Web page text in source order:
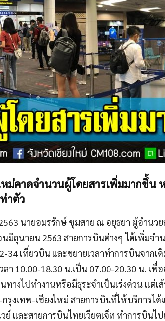
หม่คาดจำนวนผู้โดยสารเพิ่มมากขึ้น
าตัว
นายอมรรักษ์ ชุมสาย ณ อยุธยา ผู้อำนว
นมิถุนายน 2563 สายการบินต่างๆ ได้เพิ่มจ
34 เที่ยวบิน และขยายเวลาทำการบินจาก
ลา 10.00-18.30 น.เป็น 07.00-20.30 น. เพื่
ทางไปทำงานหรือมีธุระจำเป็นเร่งด่วน แต่เ
กรุงเทพ-เชียงใหม่ สายการบินที่ให้บริการไ
ย์ และสายการบินไทยเวียตเจ็ท ทำการบินไ